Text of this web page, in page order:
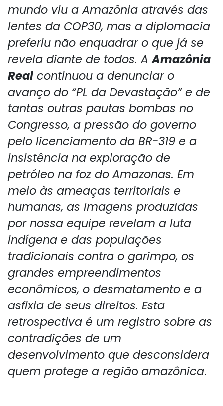
mundo viu a Amazônia através das
lentes da COP30, mas a diplomacia
preferiu não enquadrar o que já se
revela diante de todos. AAmazônia
Real continuou a denunciar o
avanço do “PL da Devastação” e de
tantas outras pautas bombas no
Congresso, a pressão do governo
pelo licenciamento da BR-319 e a
insistência na exploração de
petróleo na foz do Amazonas. Em
meio às ameaças territoriais e
humanas, as imagens produzidas
por nossa equipe revelam a luta
indígena e das populações
tradicionais contra o garimpo, os
grandes empreendimentos
econômicos, o desmatamento e a
asfixia de seus direitos. Esta
retrospectiva é um registro sobre as
contradições de um
desenvolvimento que desconsidera
quem protege a região amazônica.